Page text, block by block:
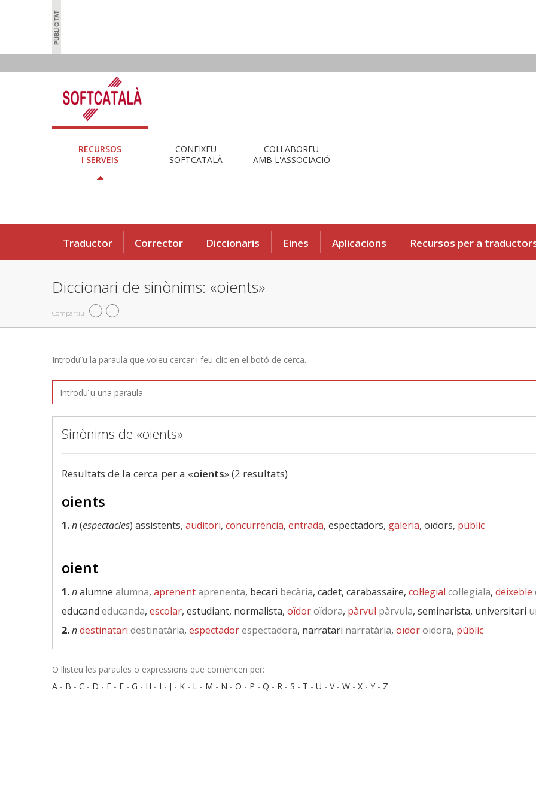
RECURSOS
I SERVEIS
CONEIXEU
SOFTCATALÀ
COL·LABOREU
AMB L'ASSOCIACIÓ
Traductor Corrector Diccionaris Eines Aplicacions Recursos per a
Diccionari de sinònims: «oients»
Compartiu
Introduïu la paraula que voleu cercar i feu clic en el botó de cerca.
Sinònims de «oients»
Resultats de la cerca per a «oients» (2 resultats)
oients
1.n(espectacles) assistents, auditori, concurrència, entrada, espectadors, galeria, oïdors, públic
oient
1.nalumne alumna, aprenentaprenenta, becari becària, cadet, carabassaire, col·legial col·legiala, deixeble
educand educanda, escolar, estudiant, normalista, oïdoroïdora, pàrvul pàrvula, seminarista, universitari
2.ndestinatari destinatària, espectadorespectadora, narratari narratària, oïdoroïdora, públic
O llisteu les paraules o expressions que comencen per:
A - B - C - D - E - F - G - H - I - J - K - L - M - N - O - P - Q - R - S - T - U - V- W - X - Y - Z